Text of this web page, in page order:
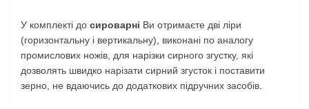
У комплекті до сироварні Ви отримаєте дві ліри
(горизонтальну і вертикальну), виконані по аналогу
промислових ножів, для нарізки сирного згустку, які
дозволять швидко нарізати сирний згусток і поставити
зерно, не вдаючись до додаткових підручних засобів.